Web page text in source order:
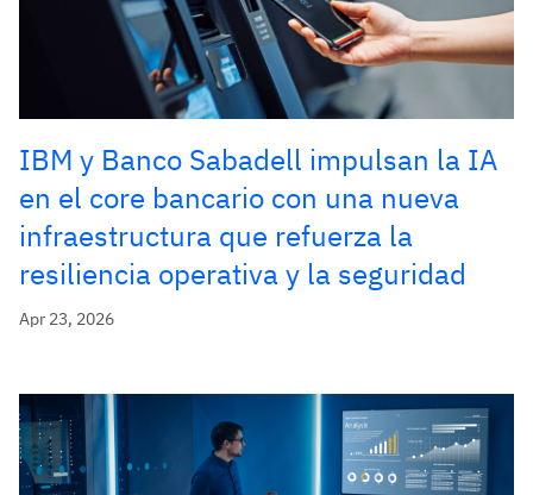
IBM y Banco Sabadell impulsan la IA
en el core bancario con una nueva
infraestructura que refuerza la
resiliencia operativa y la seguridad
Apr 23, 2026